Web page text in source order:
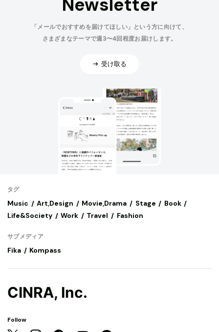
Newsletter
「メールでおすすめを届けてほしい」という方に向けて、
さまざまなテーマで週3〜4回程度お届けします。
受け取る
タグ
Music Art,Design Movie,Drama Stage
Book
Life&Society
Work Travel Fashion
サブメディア
Fika Kompass
CINRA, Inc.
Follow